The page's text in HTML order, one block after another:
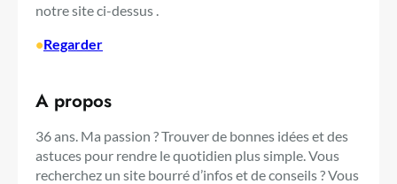
notre site ci-dessus .
•Regarder
A propos
36 ans. Ma passion ? Trouver de bonnes idées et des
astuces pour rendre le quotidien plus simple. Vous
recherchez un site bourré d’infos et de conseils ? Vous